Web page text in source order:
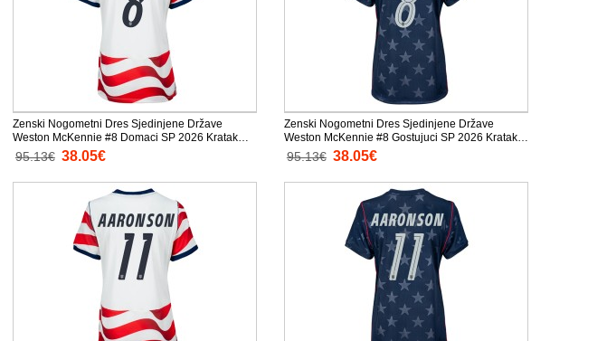
Zenski Nogometni Dres Sjedinjene Države
Weston McKennie #8 Domaci SP 2026 Kratak
Rukav
95.13€ 38.05€
Zenski Nogometni Dres Sjedinjene Države
Weston McKennie #8 Gostujuci SP 2026 Kratak
Rukav
95.13€ 38.05€